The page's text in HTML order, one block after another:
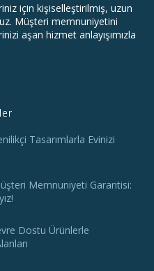
için kişiselleştirilmiş, uzun
Müşteri memnuniyetini
aşan hizmet anlayışımızla
Tasarımlarla Evinizi
Memnuniyeti Garantisi:
Dostu Ürünlerle